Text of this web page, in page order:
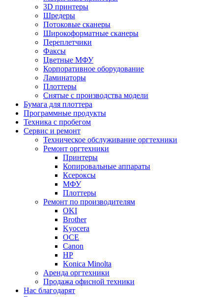
3D принтеры
Шредеры
Потоковые сканеры
Широкоформатные сканеры
Переплетчики
Факсы
Цветные МФУ
Корпоративное оборудование
Ламинаторы
Плоттеры
Снятые с производства модели
Бумага для плоттера
Программные продукты
Техника с пробегом
Сервис и ремонт
Техническое обслуживание оргтехники
Ремонт оргтехники
Принтеры
Копировальные аппараты
Ксероксы
МФУ
Плоттеры
Ремонт по производителям
OKI
Brother
Kyocera
OCE
Canon
HP
Konica Minolta
Аренда оргтехники
Продажа офисной техники
Нас благодарят